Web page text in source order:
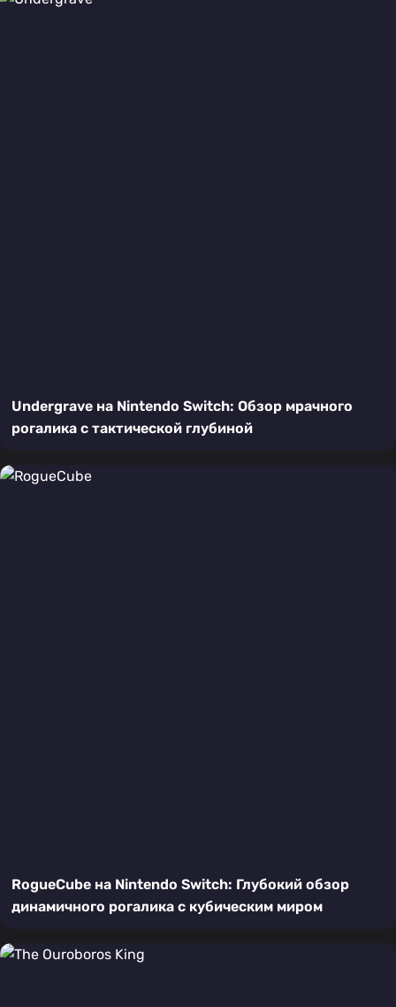
Undergrave на Nintendo Switch: Обзор мрачного
рогалика с тактической глубиной
RogueCube на Nintendo Switch: Глубокий обзор
динамичного рогалика с кубическим миром